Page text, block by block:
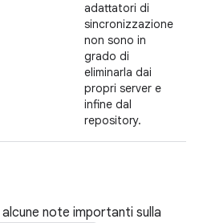
adattatori di
sincronizzazione
non sono in
grado di
eliminarla dai
propri server e
infine dal
repository.
note importanti sulla